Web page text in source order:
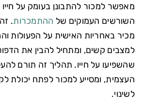
מאפשר למכור להתבונן בעומק על
השורשים העמוקים של ההתמכרות.
מכיר באחריות האישית על הפעולות
למצבים קשים, ומתחיל להבין את
שהשפיעו על חייו. תהליך זה תורם
העצמית, ומסייע למכור לפתח יכולת
לשינוי.